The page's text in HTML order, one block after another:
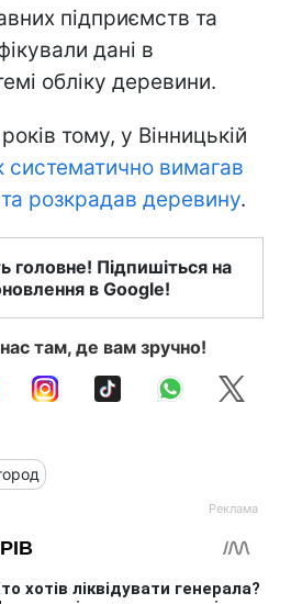
підприємств та
дані в
обліку деревини.
тому, у Вінницькій
систематично вимагав
та розкрадав деревину.
головне! Підпишіться на
в Google!
там, де вам зручно!